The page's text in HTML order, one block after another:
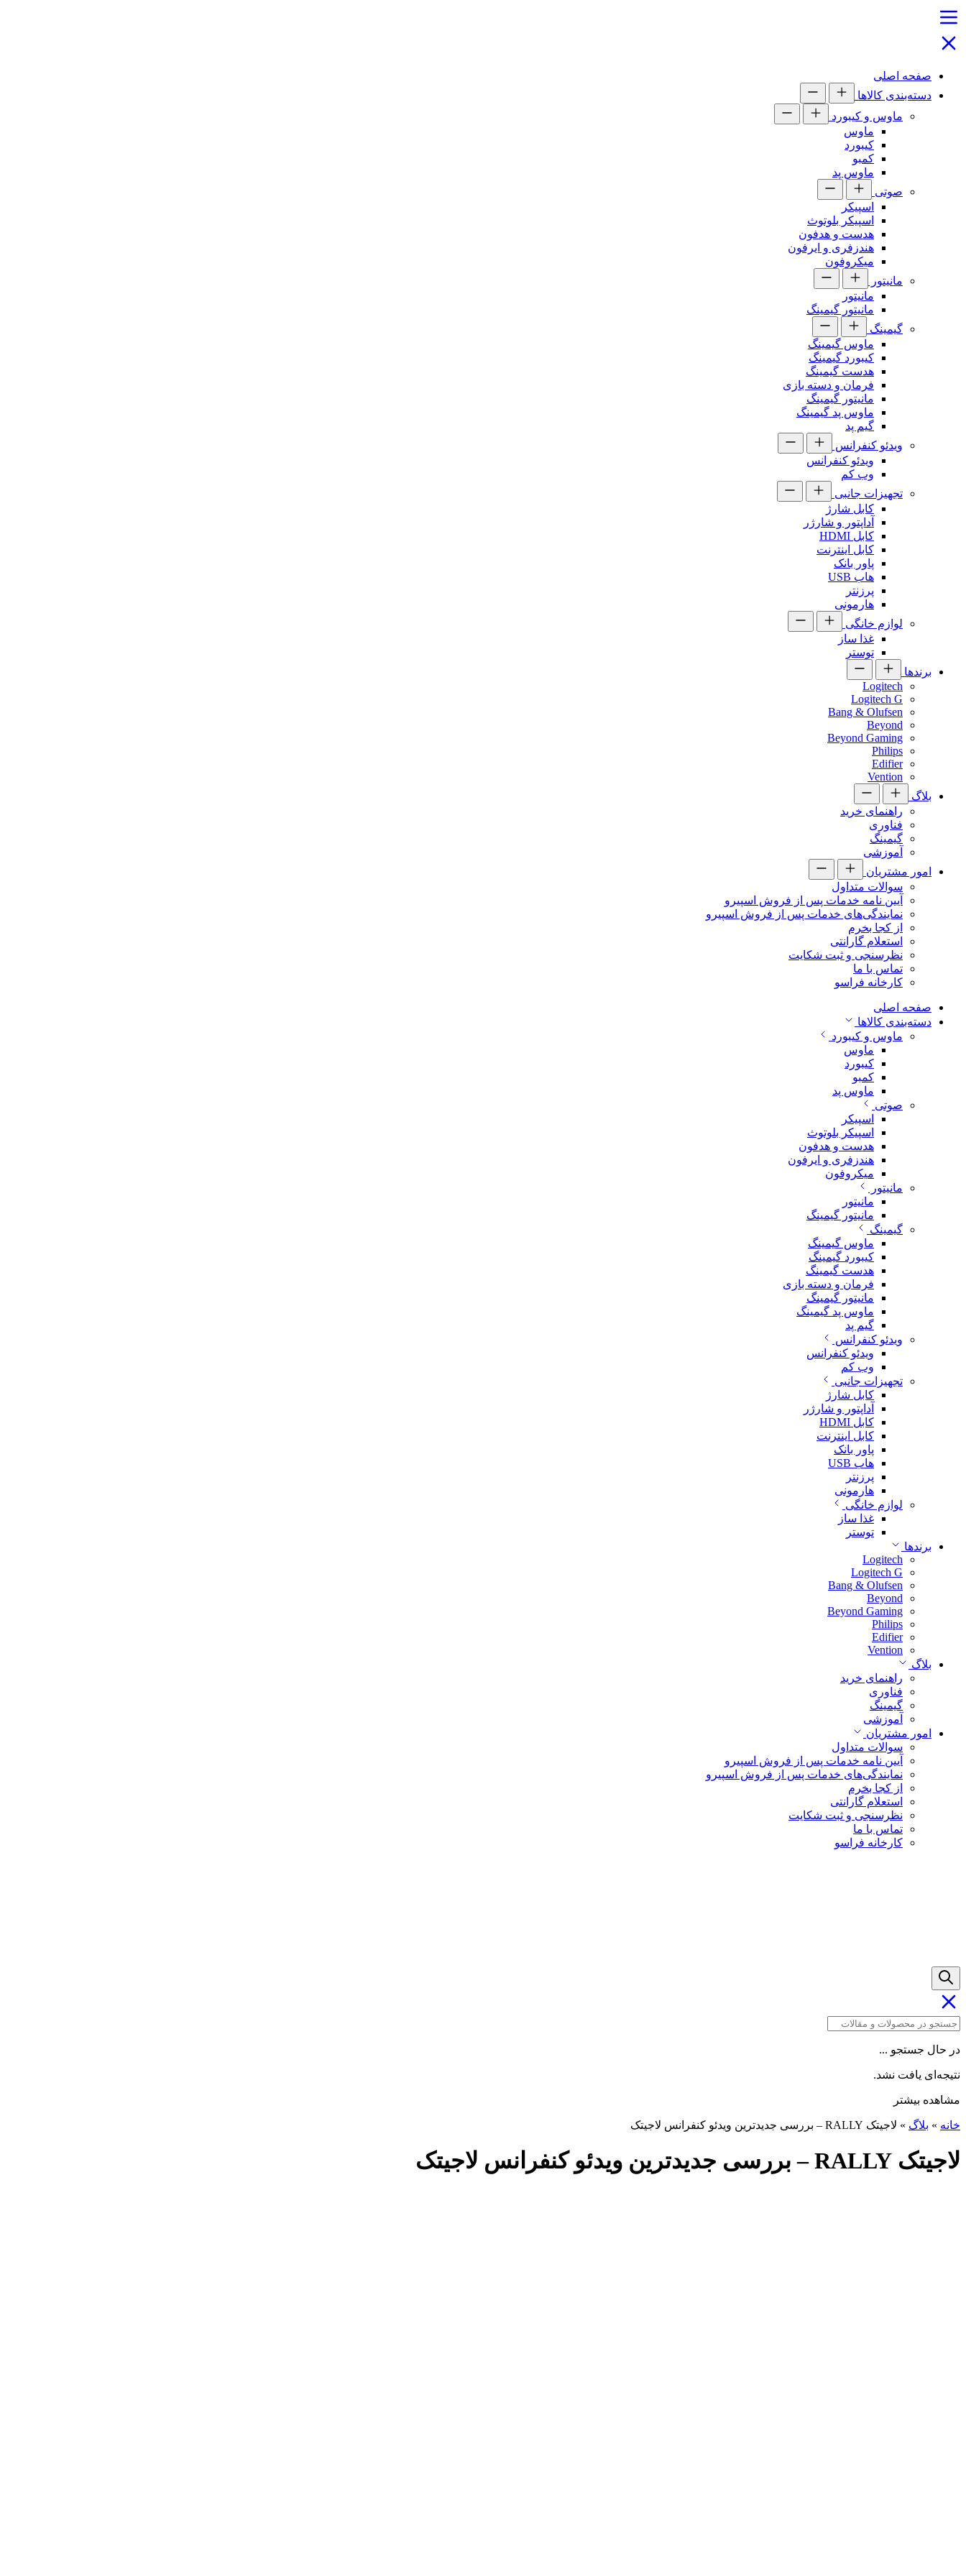
صفحه اصلی
دسته‌بندی کالاها
ماوس و کیبورد
ماوس
کیبورد
کمبو
ماوس پد
صوتی
اسپیکر
اسپیکر بلوتوث
هدست و هدفون
هندزفری و ایرفون
میکروفون
مانیتور
مانیتور
مانیتور گیمینگ
گیمینگ
ماوس گیمینگ
کیبورد گیمینگ
هدست گیمینگ
فرمان و دسته بازی
مانیتور گیمینگ
ماوس پد گیمینگ
گیم پد
ویدئو کنفرانس
ویدئو کنفرانس
وب کم
تجهیزات جانبی
کابل شارژ
آداپتور و شارژر
کابل HDMI
کابل اینترنت
پاور بانک
هاب USB
پرزنتر
هارمونی
لوازم خانگی
غذا ساز
توستر
برندها
Logitech
Logitech G
Bang & Olufsen
Beyond
Beyond Gaming
Philips
Edifier
Vention
بلاگ
راهنمای خرید
فناوری
گیمینگ
آموزشی
امور مشتریان
سوالات متداول
آیین نامه خدمات پس از فروش اسپیرو
نمایندگی‌های خدمات پس از فروش اسپیرو
از کجا بخرم
استعلام گارانتی
نظرسنجی و ثبت شکایت
تماس با ما
کارخانه فراسو
صفحه اصلی
دسته‌بندی کالاها
ماوس و کیبورد
ماوس
کیبورد
کمبو
ماوس پد
صوتی
اسپیکر
اسپیکر بلوتوث
هدست و هدفون
هندزفری و ایرفون
میکروفون
مانیتور
مانیتور
مانیتور گیمینگ
گیمینگ
ماوس گیمینگ
کیبورد گیمینگ
هدست گیمینگ
فرمان و دسته بازی
مانیتور گیمینگ
ماوس پد گیمینگ
گیم پد
ویدئو کنفرانس
ویدئو کنفرانس
وب کم
تجهیزات جانبی
کابل شارژ
آداپتور و شارژر
کابل HDMI
کابل اینترنت
پاور بانک
هاب USB
پرزنتر
هارمونی
لوازم خانگی
غذا ساز
توستر
برندها
Logitech
Logitech G
Bang & Olufsen
Beyond
Beyond Gaming
Philips
Edifier
Vention
بلاگ
راهنمای خرید
فناوری
گیمینگ
آموزشی
امور مشتریان
سوالات متداول
آیین نامه خدمات پس از فروش اسپیرو
نمایندگی‌های خدمات پس از فروش اسپیرو
از کجا بخرم
استعلام گارانتی
نظرسنجی و ثبت شکایت
تماس با ما
کارخانه فراسو
در حال جستجو ...
نتیجه‌ای یافت نشد.
مشاهده بیشتر
خانه » بلاگ » لاجیتک RALLY – بررسی جدیدترین ویدئو کنفرانس لاجیتک
لاجیتک RALLY – بررسی جدیدترین ویدئو کنفرانس لاجیتک